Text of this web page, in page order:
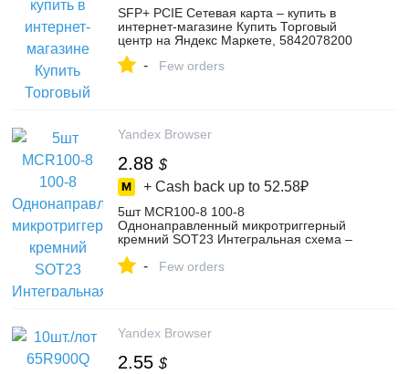
SFP+ PCIE Сетевая карта – купить в
интернет-магазине Купить Торговый
центр на Яндекс Маркете, 5842078200
- Few orders
Yandex Browser
2.88 $
+ Cash back up to 52.58₽
5шт MCR100-8 100-8
Однонаправленный микротриггерный
кремний SOT23 Интегральная схема –
Яндекс Маркете, 4729890845
- Few orders
Yandex Browser
2.55 $